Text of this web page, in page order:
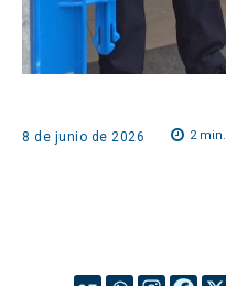
8 de junio de 2026 2min.